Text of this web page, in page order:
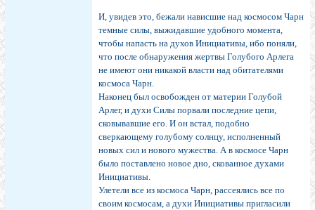
И, увидев это, бежали нависшие над космосом Чарн
темные силы, выжидавшие удобного момента,
чтобы напасть на духов Инициативы, ибо поняли,
что после обнаружения жертвы Голубого Арлега
не имеют они никакой власти над обитателями
космоса Чарн.
Наконец был освобожден от материи Голубой
Арлег, и духи Силы порвали последние цепи,
сковывавшие его. И он встал, подобно
сверкающему голубому солнцу, исполненный
новых сил и нового мужества. А в космосе Чарн
было поставлено новое дно, скованное духами
Инициативы.
Улетели все из космоса Чарн, рассеялись все по
своим космосам, а духи Инициативы пригласили